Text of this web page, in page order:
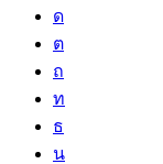
ด
ต
ถ
ท
ธ
น